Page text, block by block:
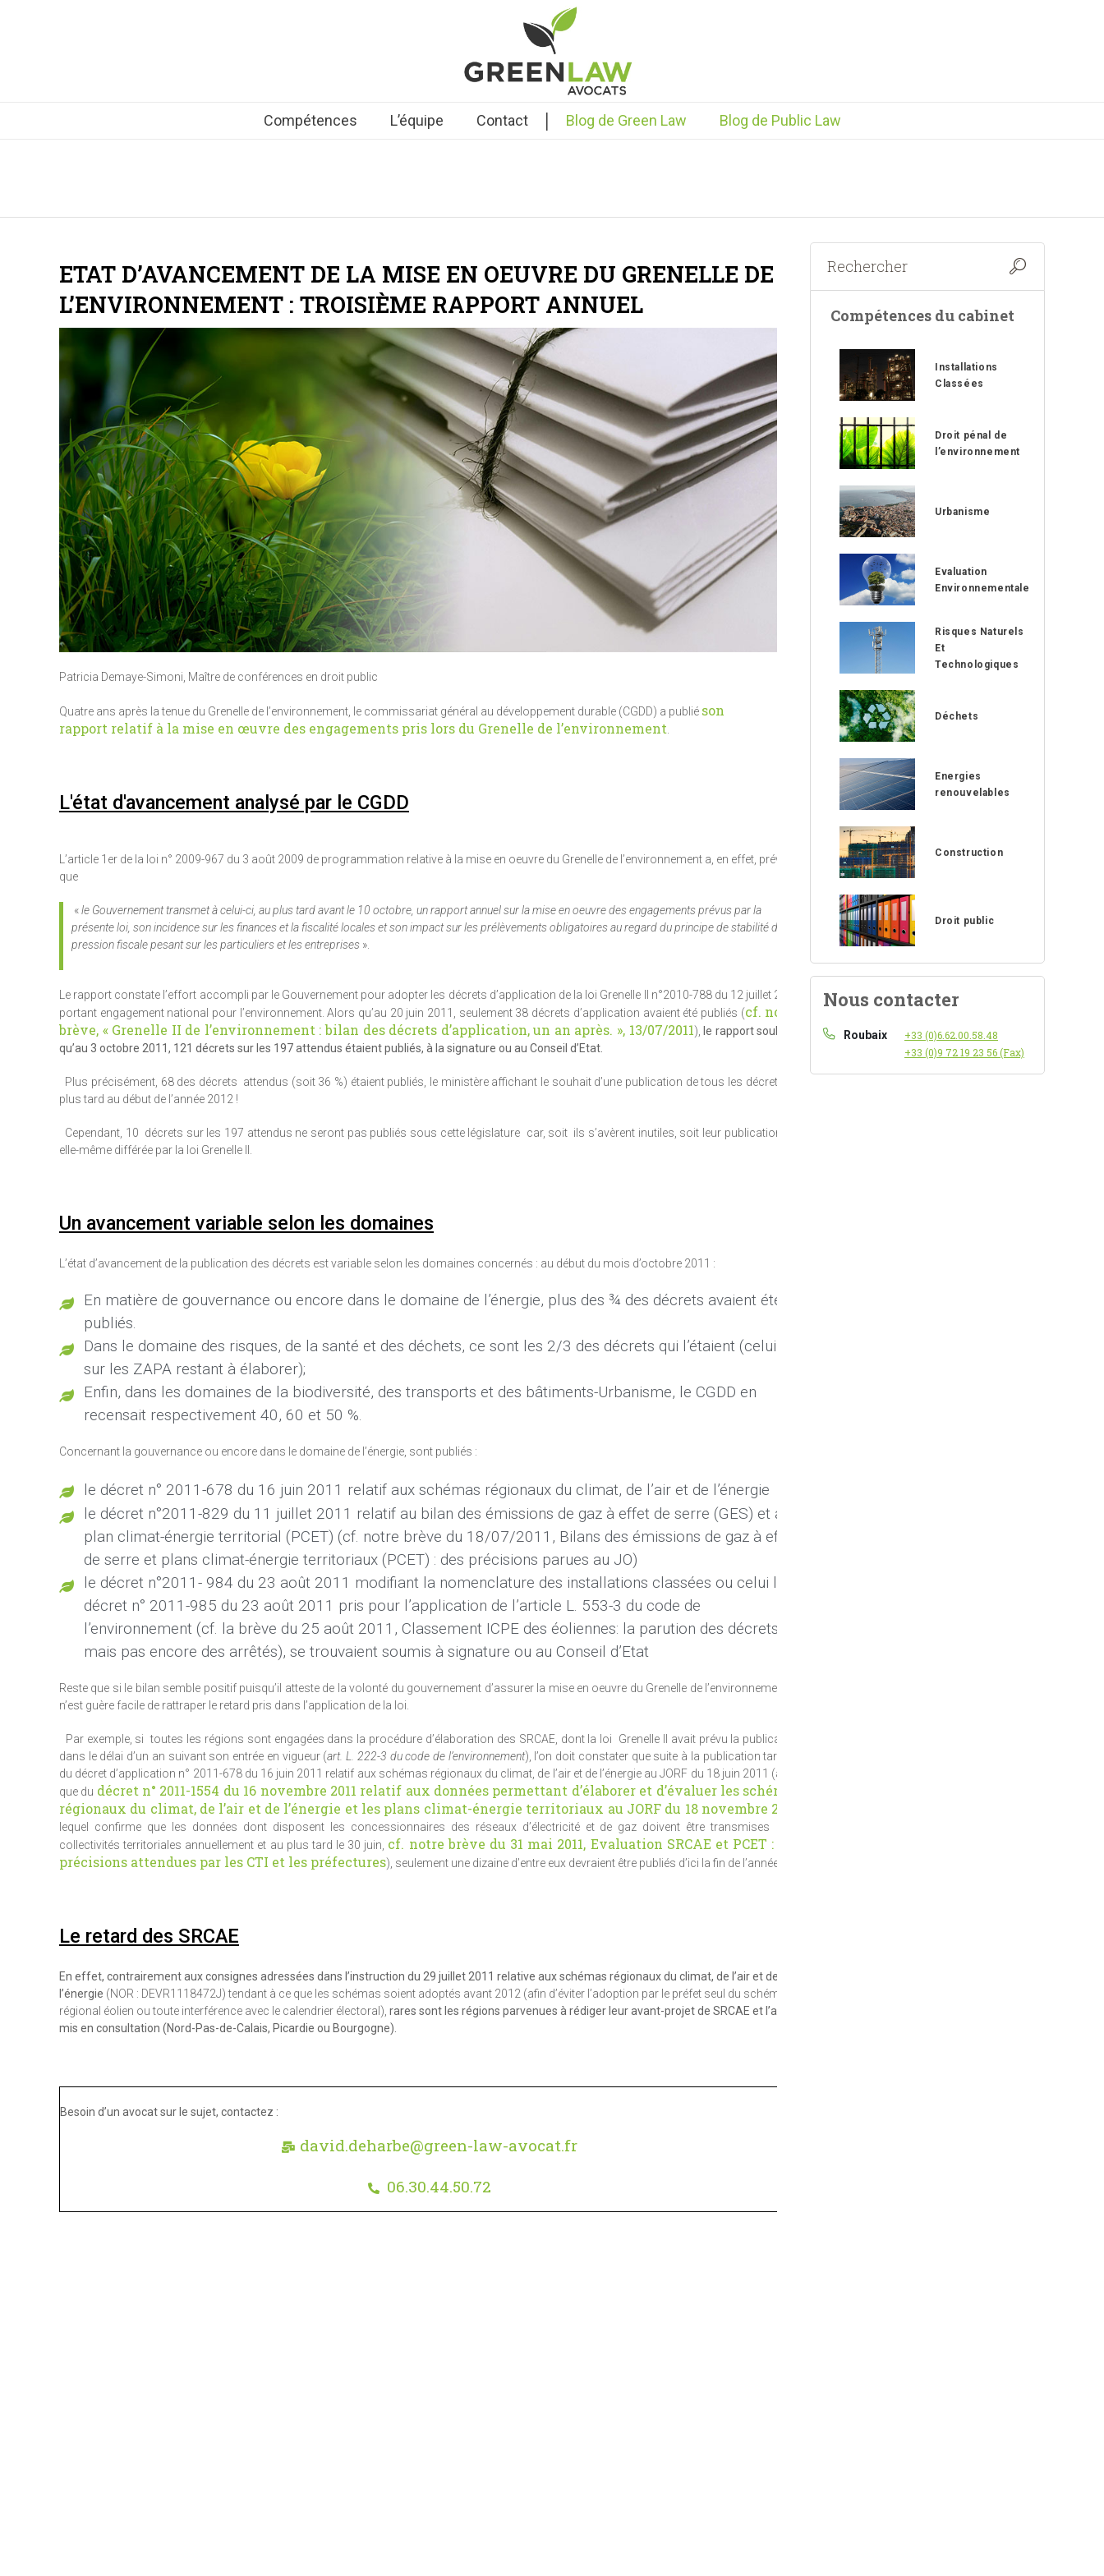
Compétences L’équipe Contact | Blog de Green Law Blog de Public Law
ETAT D’AVANCEMENT DE LA MISE EN OEUVRE DU GRENELLE DE
L’ENVIRONNEMENT : TROISIÈME RAPPORT ANNUEL
Patricia Demaye-Simoni, Maître de conférences en droit public
Quatre ans après la tenue du Grenelle de l’environnement, le commissariat général au développement durable (CGDD) a publié son
rapport relatif à la mise en œuvre des engagements pris lors du Grenelle de l’environnement
L'état d'avancement analysé par le CGDD
L’article 1er de la loi n° 2009-967 du 3 août 2009 de programmation relative à la mise en oeuvre du Grenelle de l’environnement a, en effet, prévu
que
«le Gouvernement transmet à celui-ci, au plus tard avant le 10 octobre, un rapport annuel sur la mise en oeuvre des engagements prévus par la
présente loi, son incidence sur les finances et la fiscalité locales et son impact sur les prélèvements obligatoires au regard du principe de stabilité de la
pression fiscale pesant sur les particuliers et les entreprises ».
Le rapport constate l’effort accompli par le Gouvernement pour adopter les décrets d’application de la loi Grenelle II n°2010-788 du 12 juillet 2010
portant engagement national pour l’environnement. Alors qu’au 20 juin 2011, seulement 38 décrets d’application avaient été publiés (cf. notre
brève, « Grenelle II de l’environnement : bilan des décrets d’application, un an après. », 13/07/2011),
le rapport souligne
qu’au 3 octobre 2011, 121 décrets sur les 197 attendus étaient publiés, à la signature ou au Conseil d’Etat.
Plus précisément, 68 des décrets attendus (soit 36 %) étaient publiés, le ministère affichant le souhait d’une publication de tous les décrets au
plus tard au début de l’année 2012 !
Cependant, 10 décrets sur les 197 attendus ne seront pas publiés sous cette législature car, soit ils s’avèrent inutiles, soit leur publication est
elle-même différée par la loi Grenelle II.
Un avancement variable selon les domaines
L’état d’avancement de la publication des décrets est variable selon les domaines concernés : au début du mois d’octobre 2011 :
En matière de gouvernance ou encore dans le domaine de l’énergie, plus des ¾ des décrets avaient été
publiés.
Dans le domaine des risques, de la santé et des déchets, ce sont les 2/3 des décrets qui l’étaient (celui
sur les ZAPA restant à élaborer);
Enfin, dans les domaines de la biodiversité, des transports et des bâtiments-Urbanisme, le CGDD en
recensait respectivement 40, 60 et 50 %.
Concernant la gouvernance ou encore dans le domaine de l’énergie, sont publiés :
le décret n° 2011-678 du 16 juin 2011 relatif aux schémas régionaux du climat, de l’air et de l’énergie
le décret n°2011-829 du 11 juillet 2011 relatif au bilan des émissions de gaz à effet de serre (GES) et au
plan climat-énergie territorial (PCET) (cf. notre brève du 18/07/2011, Bilans des émissions de gaz à effet
de serre et plans climat-énergie territoriaux (PCET) : des précisions parues au JO)
le décret n°2011- 984 du 23 août 2011 modifiant la nomenclature des installations classées ou celui le
décret n° 2011-985 du 23 août 2011 pris pour l’application de l’article L. 553-3 du code de
l’environnement (cf. la brève du 25 août 2011, Classement ICPE des éoliennes: la parution des décrets
mais pas encore des arrêtés), se trouvaient soumis à signature ou au Conseil d’Etat
Reste que si le bilan semble positif puisqu’il atteste de la volonté du gouvernement d’assurer la mise en oeuvre du Grenelle de l’environnement, il
n’est guère facile de rattraper le retard pris dans l’application de la loi.
Par exemple, si toutes les régions sont engagées dans la procédure d’élaboration des SRCAE, dont la loi Grenelle II avait prévu la publication
dans le délai d’un an suivant son entrée en vigueur (art. L. 222-3 du code de l’environnement), l’on doit constater que suite à la publication tardive
du décret d’application n° 2011-678 du 16 juin 2011 relatif aux schémas régionaux du climat, de l’air et de l’énergie au JORF du 18 juin 2011 (ainsi
que du décret n° 2011-1554 du 16 novembre 2011 relatif aux données permettant d’élaborer et d’évaluer les schémas
régionaux du climat, de l’air et de l’énergie et les plans climat-énergie territoriaux au JORF du 18 novembre 2011
lequel confirme que les données dont disposent les concessionnaires des réseaux d’électricité et de gaz doivent être transmises aux
collectivités territoriales annuellement et au plus tard le 30 juin, cf. notre brève du 31 mai 2011, Evaluation SRCAE et PCET : des
précisions attendues par les CTI et les préfectures), seulement une dizaine d’entre eux devraient être publiés d’ici la fin de l’année.
Le retard des SRCAE
En effet, contrairement aux consignes adressées dans l’instruction du 29 juillet 2011 relative aux schémas régionaux du climat, de l’air et de
l’énergie (NOR : DEVR1118472J) tendant à ce que les schémas soient adoptés avant 2012 (afin d’éviter l’adoption par le préfet seul du schéma
régional éolien ou toute interférence avec le calendrier électoral), rares sont les régions parvenues à rédiger leur avant-projet de SRCAE et l’ayant
mis en consultation (Nord-Pas-de-Calais, Picardie ou Bourgogne).
Besoin d’un avocat sur le sujet, contactez :
david.deharbe@green-law-avocat.fr
06.30.44.50.72
Compétences du cabinet
Installations
Classées
Droit pénal de
l’environnement
Urbanisme
Evaluation
Environnementale
Risques Naturels
Et
Technologiques
Déchets
Energies
renouvelables
Construction
Droit public
Nous contacter
Roubaix
+33 (0)6.62.00.58.48
+33 (0)9 72 19 23 56 (Fax)